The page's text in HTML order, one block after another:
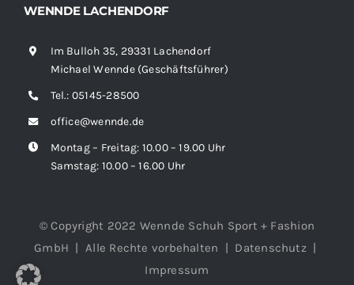
Sortiment
Kontakt
WENNDE LACHENDORF
Im Bulloh 35, 29331 Lachendorf
Michael Wennde (Geschäftsführer)
Tel.: 05145-28500
office@wennde.de
Montag – Freitag: 10.00 – 19.00 Uhr
Samstag: 10.00 – 16.00 Uhr
© Copyright 2022 Wennde Schuh Sport + Fashion
GmbH | Alle Rechte vorbehalten | Datenschutz|
Impressum